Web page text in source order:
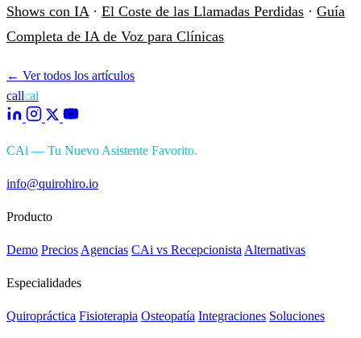
Shows con IA · El Coste de las Llamadas Perdidas · Guía
Completa de IA de Voz para Clínicas
← Ver todos los artículos
callcai
CAi — Tu Nuevo Asistente Favorito.
info@quirohiro.io
Producto
Demo Precios Agencias CAi vs Recepcionista Alternativas
Especialidades
Quiropráctica Fisioterapia Osteopatía Integraciones Soluciones